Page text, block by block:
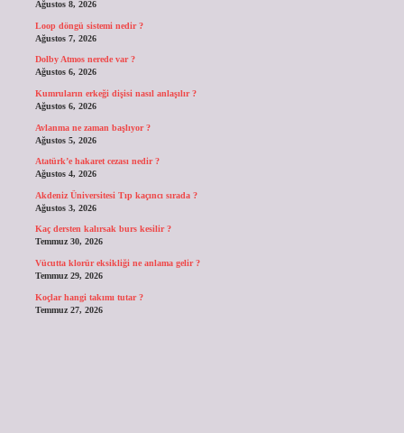
Ağustos 8, 2026
Loop döngü sistemi nedir ?
Ağustos 7, 2026
Dolby Atmos nerede var ?
Ağustos 6, 2026
Kumruların erkeği dişisi nasıl anlaşılır ?
Ağustos 6, 2026
Avlanma ne zaman başlıyor ?
Ağustos 5, 2026
Atatürk’e hakaret cezası nedir ?
Ağustos 4, 2026
Akdeniz Üniversitesi Tıp kaçıncı sırada ?
Ağustos 3, 2026
Kaç dersten kalırsak burs kesilir ?
Temmuz 30, 2026
Vücutta klorür eksikliği ne anlama gelir ?
Temmuz 29, 2026
Koçlar hangi takımı tutar ?
Temmuz 27, 2026